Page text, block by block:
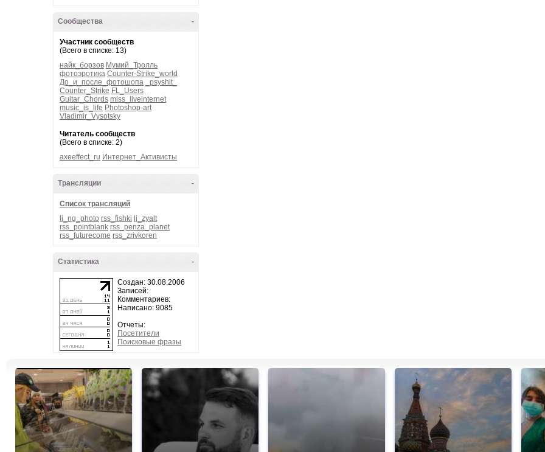
-
Сообщества
Участник сообществ
(Всего в списке: 13)
найк_борзов Мумий_Тролль
фотоэротика Counter-Strike_world
До_и_после_фотошопа
_psyshit_
Counter_Strike FL_Users
Guitar_Chords miss_liveinternet
music_is_life Photoshop-art
Vladimir_Vysotsky
Читатель сообществ
(Всего в списке: 2)
axeeffect_ru Интернет_Активисты
-
Трансляции
Список трансляций
lj_ng_photo rss_fishki lj_zyalt
rss_pointblank rss_penza_planet
rss_futurecome rss_zrivkoren
-
Статистика
Создан: 30.08.2006
Записей:
Комментариев:
Написано: 9085
Отчеты:
Посетители
Поисковые фразы